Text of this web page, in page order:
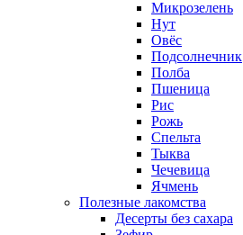
Микрозелень
Нут
Овёс
Подсолнечник
Полба
Пшеница
Рис
Рожь
Спельта
Тыква
Чечевица
Ячмень
Полезные лакомства
Десерты без сахара